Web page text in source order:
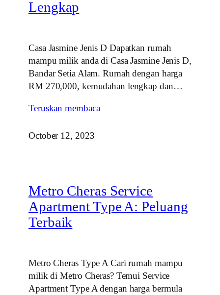
Lengkap
Casa Jasmine Jenis D Dapatkan rumah
mampu milik anda di Casa Jasmine Jenis D,
Bandar Setia Alam. Rumah dengan harga
RM 270,000, kemudahan lengkap dan…
Teruskan membaca
October 12, 2023
Metro Cheras Service
Apartment Type A: Peluang
Terbaik
Metro Cheras Type A Cari rumah mampu
milik di Metro Cheras? Temui Service
Apartment Type A dengan harga bermula